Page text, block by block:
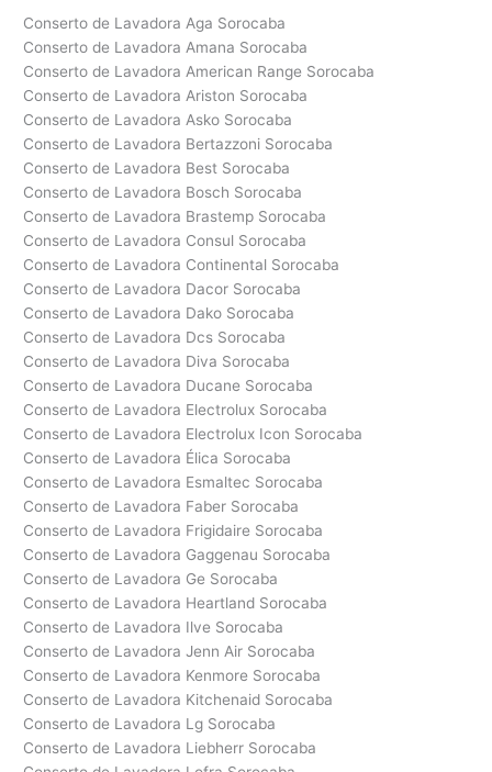
Conserto de Lavadora Aga Sorocaba
Conserto de Lavadora Amana Sorocaba
Conserto de Lavadora American Range Sorocaba
Conserto de Lavadora Ariston Sorocaba
Conserto de Lavadora Asko Sorocaba
Conserto de Lavadora Bertazzoni Sorocaba
Conserto de Lavadora Best Sorocaba
Conserto de Lavadora Bosch Sorocaba
Conserto de Lavadora Brastemp Sorocaba
Conserto de Lavadora Consul Sorocaba
Conserto de Lavadora Continental Sorocaba
Conserto de Lavadora Dacor Sorocaba
Conserto de Lavadora Dako Sorocaba
Conserto de Lavadora Dcs Sorocaba
Conserto de Lavadora Diva Sorocaba
Conserto de Lavadora Ducane Sorocaba
Conserto de Lavadora Electrolux Sorocaba
Conserto de Lavadora Electrolux Icon Sorocaba
Conserto de Lavadora Élica Sorocaba
Conserto de Lavadora Esmaltec Sorocaba
Conserto de Lavadora Faber Sorocaba
Conserto de Lavadora Frigidaire Sorocaba
Conserto de Lavadora Gaggenau Sorocaba
Conserto de Lavadora Ge Sorocaba
Conserto de Lavadora Heartland Sorocaba
Conserto de Lavadora Ilve Sorocaba
Conserto de Lavadora Jenn Air Sorocaba
Conserto de Lavadora Kenmore Sorocaba
Conserto de Lavadora Kitchenaid Sorocaba
Conserto de Lavadora Lg Sorocaba
Conserto de Lavadora Liebherr Sorocaba